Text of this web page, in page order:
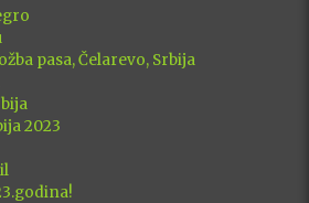
pasa, Čelarevo, Srbija
2023